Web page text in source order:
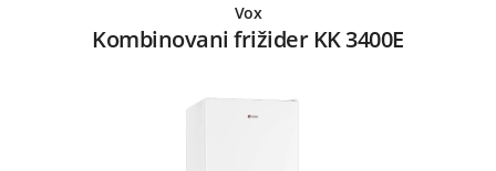
Vox
Kombinovani frižider KK 3400E